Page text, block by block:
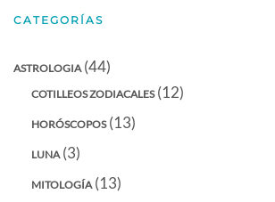
CATEGORÍAS
ASTROLOGIA (44)
COTILLEOS ZODIACALES(12)
HORÓSCOPOS(13)
LUNA (3)
MITOLOGÍA (13)